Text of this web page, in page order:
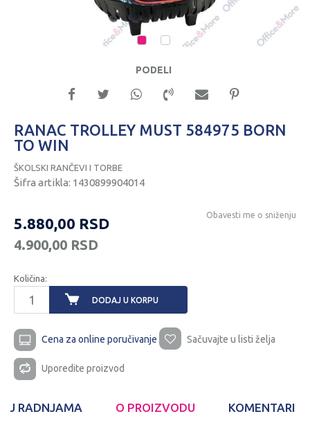
1 2
PODELI
RANAC TROLLEY MUST 584975 BORN
TO WIN
ŠKOLSKI RANČEVI I TORBE
Šifra artikla: 1430899904014
5.880,00 RSD
4.900,00 RSD
Obavesti me o sniženju
Količina:
DODAJ U KORPU
Cena za online poručivanje Sačuvajte u listi želja
Uporedite proizvod
U RADNJAMA O PROIZVODU KOMENTARI